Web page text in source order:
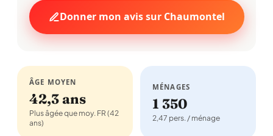
Donner mon avis sur Chaumontel
ÂGE MOYEN
42,3 ans
Plus âgée que moy. FR (42
ans)
MÉNAGES
1 350
2,47 pers. / ménage